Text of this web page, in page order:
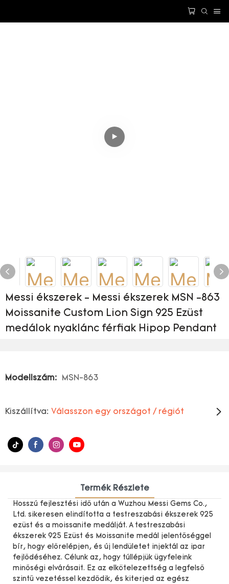
Messi ékszerek - Messi ékszerek MSN -863
Moissanite Custom Lion Sign 925 Ezüst
medálok nyaklánc férfiak Hipop Pendant
Modellszám: MSN-863
Kiszállítva: Válasszon egy országot / régiót
Termék Részlete
Hosszú fejlesztési idő után a Wuzhou Messi Gems Co.,
Ltd. sikeresen elindította a testreszabási ékszerek 925
ezüst és a moissanite medálját. A testreszabási
ékszerek 925 Ezüst és Moissanite medál jelentőséggel
bír, hogy előrelépjen, és új lendületet injektál az ipar
fejlődéséhez. Célunk az, hogy túllépjük ügyfeleink
minőségi elvárásait. Ez az elkötelezettség a legfelső
szintű vezetéssel kezdődik, és kiterjed az egész